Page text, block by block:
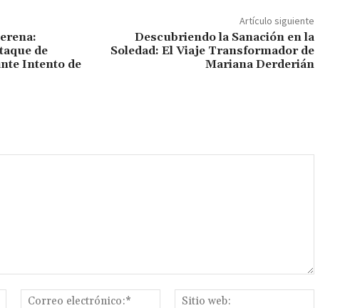
de
Intento de
Artículo siguiente
Descubriendo la Sanación en la
Soledad: El Viaje Transformador de
Mariana Derderián
Nombre:*
Correo